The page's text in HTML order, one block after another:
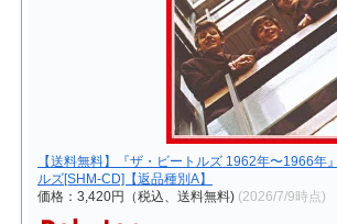
【送料無料】『ザ・ビートルズ 1962年〜1966
ルズ[SHM-CD]【返品種別A】
価格：3,420円（税込、送料無料) (2026/7/9時点)